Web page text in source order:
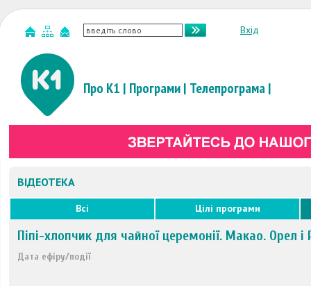
Вхід
Про К1 | Програми| Телепрограма|
ВІДЕОТЕКА
Всі Цілі програми
Піпі-хлопчик для чайної церемонії. Макао. Орел
Дата ефіру/події